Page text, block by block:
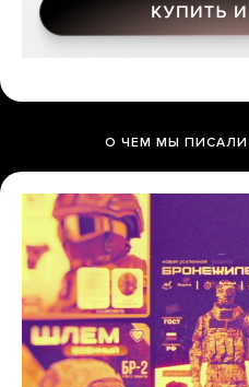
О ЧЕМ МЫ